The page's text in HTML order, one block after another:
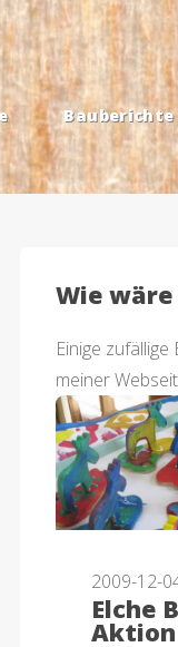
Bauberichte
Wie
Einige
meiner
2009-12-
Elche